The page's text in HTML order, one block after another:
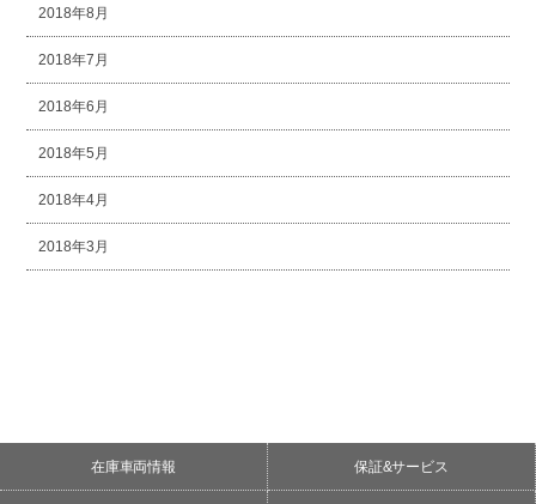
2018年8月
2018年7月
2018年6月
2018年5月
2018年4月
2018年3月
在庫車両情報 保証&サービス